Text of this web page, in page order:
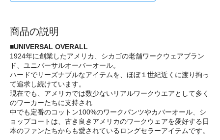
商品の説明
■UNIVERSAL OVERALL
1924年に創業したアメリカ、シカゴの老舗ワークウェアブラン
ド、ユニバーサルオーバーオール。
ハードでリーズナブルなアイテムを、ほぼ１世紀近くに渡り拘っ
て追求し続けています。
現在でも、アメリカでは数少ないリアルワークウエアとして多く
のワーカーたちに支持され
中でも定番のコットン100%のワークパンツやカバーオール、シ
ョップコートは、古き良きアメリカのワークウェアを愛好する日
本のファンたちからも愛されているロングセラーアイテムです。